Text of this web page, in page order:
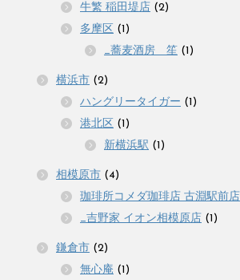
牛繁 稲田堤店 (2)
多摩区 (1)
_蕎麦酒房 笙 (1)
横浜市 (2)
ハングリータイガー (1)
港北区 (1)
新横浜駅 (1)
相模原市 (4)
珈琲所コメダ珈琲店 古淵駅前店
_吉野家 イオン相模原店 (1)
鎌倉市 (2)
無心庵 (1)